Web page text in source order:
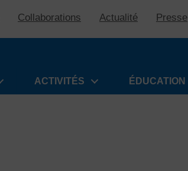
Collaborations Actualité Presse
ACTIVITÉS ÉDUCATION